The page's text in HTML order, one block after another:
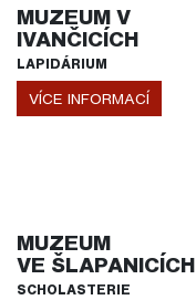
MUZEUM V
IVANČICÍCH
LAPIDÁRIUM
VÍCE INFORMACÍ
MUZEUM
VE ŠLAPANICÍCH
SCHOLASTERIE